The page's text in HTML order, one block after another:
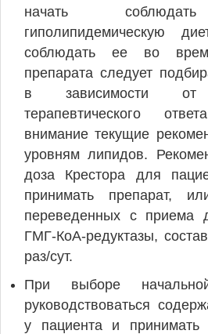
начать
гиполипидемическую
соблюдать ее во
препарата следует
в зависимости
терапевтического
внимание текущие
уровням липидов.
доза Крестора для
принимать препарат,
переведенных с приема
ГМГ-КоА-редуктазы,
раз/сут.
При выборе
руководствоваться
у пациента и